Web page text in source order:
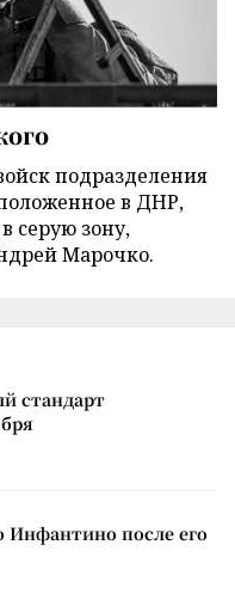
подразделения
в ДНР,
серую зону,
Марочко.
стандарт
Инфантино после его